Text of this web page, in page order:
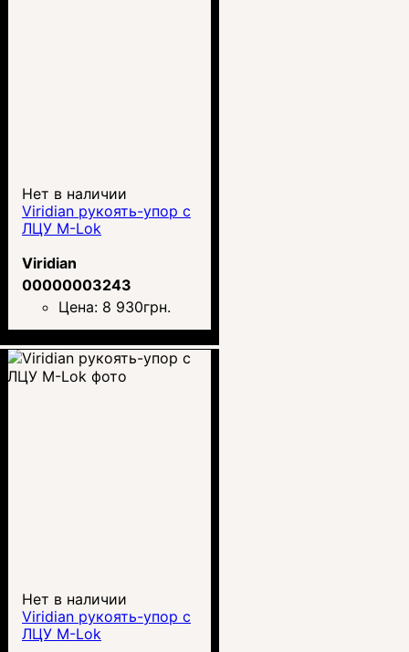
Нет в наличии
Viridian рукоять-упор с
ЛЦУ M-Lok
Viridian
00000003243
Цена: 8 930грн.
Нет в наличии
Viridian рукоять-упор с
ЛЦУ M-Lok